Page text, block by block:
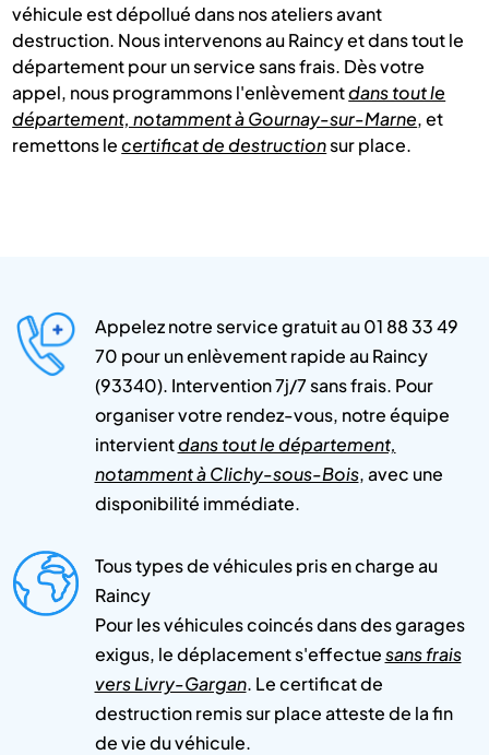
véhicule est dépollué dans nos ateliers avant
destruction. Nous intervenons au Raincy et dans tout le
département pour un service sans frais. Dès votre
appel, nous programmons l'enlèvementdans tout le
département, notamment à Gournay-sur-Marne, et
remettons lecertificat de destructionsur place.
Appelez notre service gratuit au 01 88 33 49
70 pour un enlèvement rapide au Raincy
(93340). Intervention 7j/7 sans frais. Pour
organiser votre rendez-vous, notre équipe
intervientdans tout le département,
notamment à Clichy-sous-Bois, avec une
disponibilité immédiate.
Tous types de véhicules pris en charge au
Raincy
Pour les véhicules coincés dans des garages
exigus, le déplacement s'effectuesans frais
vers Livry-Gargan. Le certificat de
destruction remis sur place atteste de la fin
de vie du véhicule.